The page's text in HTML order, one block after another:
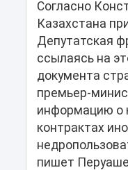
Согласно
Казахстана
Депутатская
ссылаясь на
документа
премьер-
информацию о
контрактах
пишет